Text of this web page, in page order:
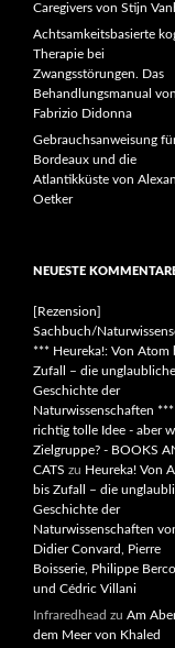
Caregivers von Stijn
Achtsamkeitsbasierte
Therapie bei
Zwangsstörungen. Das
Behandlungsmanual von
Fabrizio Didonna
Gebrauchsanweisung
Bordeaux und die
Atlantikküste von
Oetker
NEUESTE
[Rezension]
Sachbuch/
*** Heureka!: Von Atom
Zufall – die unglaubliche
Geschichte der
Naturwissenschaften ***
richtig tolle Idee - aber
Zielgruppe? - BOOKS
CATS zu Heureka! Von
bis Zufall – die
Geschichte der
Naturwissenschaften
Didier Convard, Pierre
Boisserie, Philippe
und Cédric Villani
Infraredhead zu Am
dem Meer von Khaled